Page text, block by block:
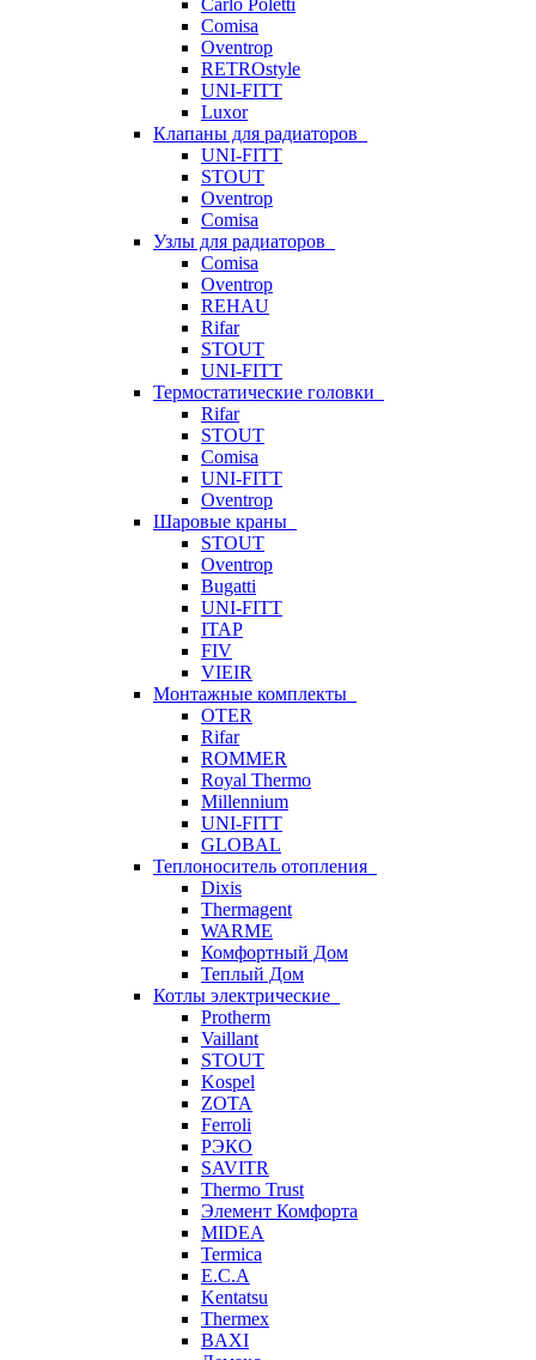
Carlo Poletti
Comisa
Oventrop
RETROstyle
UNI-FITT
Luxor
Клапаны для радиаторов
UNI-FITT
STOUT
Oventrop
Comisa
Узлы для радиаторов
Comisa
Oventrop
REHAU
Rifar
STOUT
UNI-FITT
Термостатические головки
Rifar
STOUT
Comisa
UNI-FITT
Oventrop
Шаровые краны
STOUT
Oventrop
Bugatti
UNI-FITT
ITAP
FIV
VIEIR
Монтажные комплекты
OTER
Rifar
ROMMER
Royal Thermo
Millennium
UNI-FITT
GLOBAL
Теплоноситель отопления
Dixis
Thermagent
WARME
Комфортный Дом
Теплый Дом
Котлы электрические
Protherm
Vaillant
STOUT
Kospel
ZOTA
Ferroli
РЭКО
SAVITR
Thermo Trust
Элемент Комфорта
MIDEA
Termica
E.C.A
Kentatsu
Thermex
BAXI